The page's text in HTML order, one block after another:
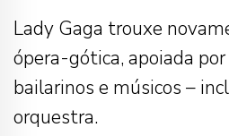
Lady Gaga trouxe
ópera-gótica, apoiada
bailarinos e músicos –
orquestra.